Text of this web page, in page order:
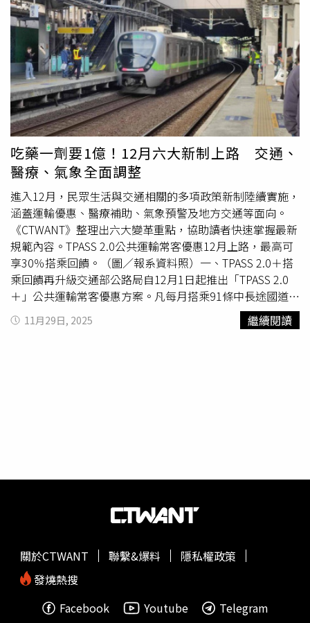
求，過去尖峰時段常出現車廂擁擠、通勤時間拉長等問題，
如今增加直達班次後，可望縮短交通時間，也讓不少科技業
上班族相當期待。除了西線調整外，六家支線也成為此次改
點焦點。台鐵規劃在尖峰時段每日增加12列區間車，整體運
能提升約2成。由於竹北人口持續暴增，高鐵新竹站與竹科
之間長期存在大量接駁需求，過去不少民眾抱怨「月台像演
唱會散場」，如今增班後，也被視為改善通勤品質的重要措
施。東部幹線方面，台鐵則進一步強化北宜運輸能力，除增
加部分自強號停靠礁溪站外，假日也將加開台北往返花蓮列
車。由於雪山隧道與國道5號長年是假日塞車重災區，因此
消息曝光後，不少網友直呼「終於不用每次去宜蘭都塞到懷
疑人生」，認為有機會吸引部分旅客改搭火車，減輕雪隧車
潮。除了班次與時刻調整，台鐵也同步推動車隊升級。未來
將逐步淘汰舊型莒光號，改由EMU3000新世代自強號擔任
東、西線主力列車。新車除了提升座椅舒適度與車廂安靜
度，也強化資訊顯示系統及無障礙空間，盼改善整體乘車品
質。台鐵提醒，由於此次共有313列次調整超過5分鐘，民
眾出發前務必重新確認搭車時間。新版時刻表將於5月11日
起公布在官網、「台鐵e訂通」APP及各車站公告，團體訂
票5月12日開放，一般旅客則可於6月3日起訂票。
吃藥一劑要1億！12月六大新制上路 交通、
醫療、氣象全面調整
進入12月，民眾生活與交通相關的多項政策新制陸續實施，
涵蓋運輸優惠、醫療補助、氣象預警及地方交通等面向。
《CTWANT》整理出六大變革重點，協助讀者快速掌握最新
規範內容。TPASS 2.0公共運輸常客優惠12月上路，最高可
享30％搭乘回饋。（圖／報系資料照）一、TPASS 2.0＋搭
乘回饋再升級交通部公路局自12月1日起推出「TPASS 2.0
＋」公共運輸常客優惠方案。凡每月搭乘91條中長途國道客
運路線達2次者，可獲15％乘車金額回饋；搭乘4次以上，
回饋升至30％，連續假期亦可適用。詳細規則可至交通部官
透過黃、橙、紅三種燈號區分強風等級，民眾可更快速掌握
療藥納健保 創史上單價新高衛福部最新公告中，三項藥品
自12月起納入健保給付，包括治療轉移性胰腺癌、乳癌與罕
基因治療藥物單劑高達1億元，為健保史上單價最高藥品。
五、台中交通罰單新增超商繳費通路台中市警局宣布，自12
警察局與郵局繳納，亦新增全國四大超商繳費選項，提升便
11月29日, 2025 繼續閱讀
關於CTWANT 聯繫&爆料
隱私權政策
發燒熱搜
Facebook
Youtube Telegram